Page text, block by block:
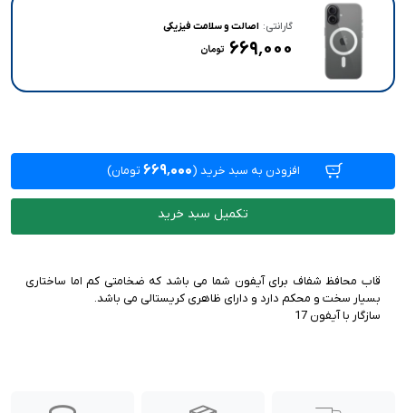
گارانتی: اصالت و سلامت فیزیکی
۶۶۹٬۰۰۰
افزودن به سبد خرید (۶۶۹٬۰۰۰ تومان)
تکمیل سبد خرید
قاب محافظ شفاف برای آیفون شما می باشد که ضخامتی کم اما ساختاری
سازگار با آیفون 17